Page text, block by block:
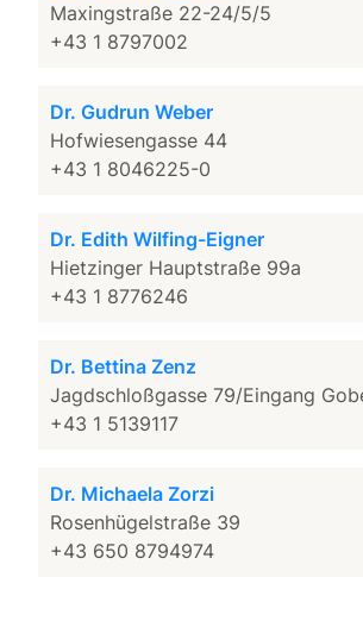
Maxingstraße 22-24/5/5
+43 1 8797002
Dr. Gudrun Weber
Hofwiesengasse 44
+43 1 8046225-0
Dr. Edith Wilfing-Eigner
Hietzinger Hauptstraße 99a
+43 1 8776246
Dr. Bettina Zenz
Jagdschloßgasse 79/Eingang
+43 1 5139117
Dr. Michaela Zorzi
Rosenhügelstraße 39
+43 650 8794974